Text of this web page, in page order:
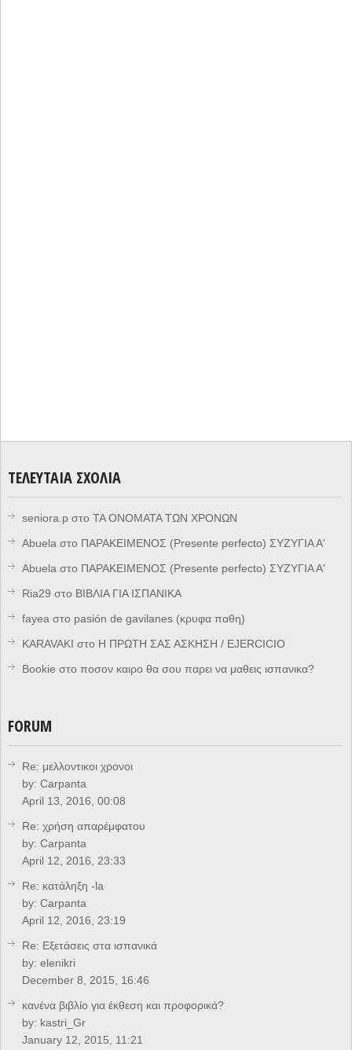
ΤΕΛΕΥΤΑΊΑ ΣΧΌΛΙΑ
seniora.p στο ΤΑ ΟΝΟΜΑΤΑ ΤΩΝ ΧΡΟΝΩΝ
Abuela στο ΠΑΡΑΚΕΙΜΕΝΟΣ (Presente perfecto) ΣΥΖΥΓΙΑ Α'
Abuela στο ΠΑΡΑΚΕΙΜΕΝΟΣ (Presente perfecto) ΣΥΖΥΓΙΑ Α'
Ria29 στο ΒΙΒΛΙΑ ΓΙΑ ΙΣΠΑΝΙΚΑ
fayea στο pasión de gavilanes (κρυφα παθη)
KARAVAKI στο Η ΠΡΩΤΗ ΣΑΣ ΑΣΚΗΣΗ / EJERCICIO
Bookie στο ποσον καιρο θα σου παρει να μαθεις ισπανικα?
FORUM
Re: μελλοντικοι χρονοι
by: Carpanta
April 13, 2016, 00:08
Re: χρήση απαρέμφατου
by: Carpanta
April 12, 2016, 23:33
Re: κατάληξη -la
by: Carpanta
April 12, 2016, 23:19
Re: Eξετάσεις στα ισπανικά
by: elenikri
December 8, 2015, 16:46
κανένα βιβλίο για έκθεση και προφορικά?
by: kastri_Gr
January 12, 2015, 11:21